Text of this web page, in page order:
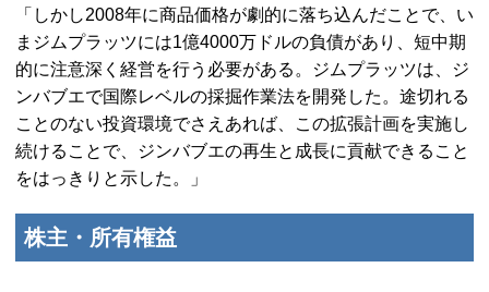
「しかし2008年に商品価格が劇的に落ち込んだことで、い
まジムプラッツには1億4000万ドルの負債があり、短中期
的に注意深く経営を行う必要がある。ジムプラッツは、ジ
ンバブエで国際レベルの採掘作業法を開発した。途切れる
ことのない投資環境でさえあれば、この拡張計画を実施し
続けることで、ジンバブエの再生と成長に貢献できること
をはっきりと示した。」
株主・所有権益